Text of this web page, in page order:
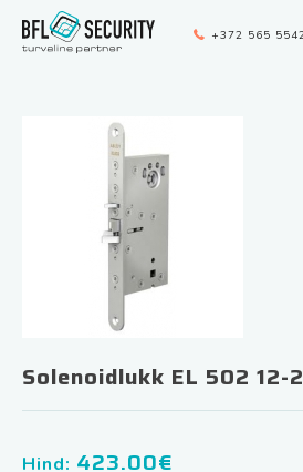
+372 565
Solenoidlukk EL 502 12-
Hind: 423.00€